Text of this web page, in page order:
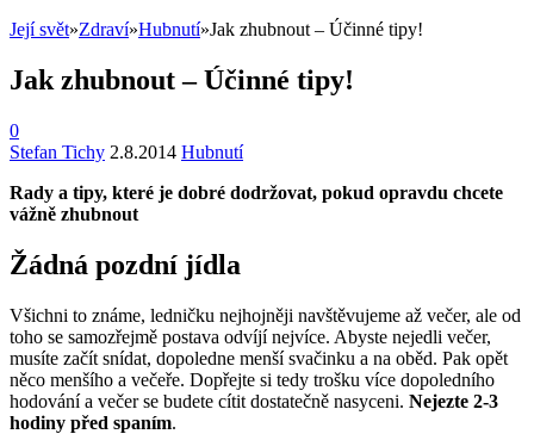
Její svět»Zdraví»Hubnutí»Jak zhubnout – Účinné tipy!
Jak zhubnout – Účinné tipy!
0
Stefan Tichy 2.8.2014 Hubnutí
Rady a tipy, které je dobré dodržovat, pokud opravdu chcete
vážně zhubnout
Žádná pozdní jídla
Všichni to známe, ledničku nejhojněji navštěvujeme až večer, ale od
toho se samozřejmě postava odvíjí nejvíce. Abyste nejedli večer,
musíte začít snídat, dopoledne menší svačinku a na oběd. Pak opět
něco menšího a večeře. Dopřejte si tedy trošku více dopoledního
hodování a večer se budete cítit dostatečně nasyceni. Nejezte 2-3
hodiny před spaním.